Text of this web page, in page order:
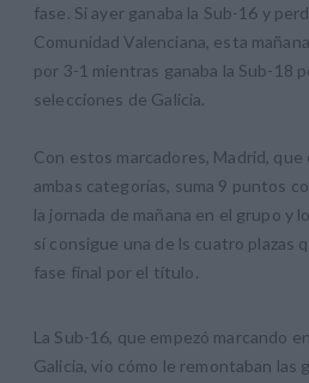
fase. Si ayer ganaba la Sub-16 y
Comunidad Valenciana, esta
por 3-1 mientras ganaba la Sub-18
selecciones de Galicia.
Con estos marcadores, Madrid,
ambas categorías, suma 9 puntos
la jornada de mañana en el grupo y
sí consigue una de ls cuatro plazas
fase final por el título.
La Sub-16, que empezó marcando
Galicia, vio cómo le remontaban las